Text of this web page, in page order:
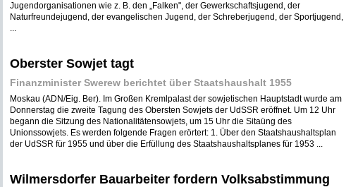
Jugendorganisationen wie z. B. den „Falken", der Gewerkschaftsjugend, der
Naturfreundejugend, der evangelischen Jugend, der Schreberjugend, der Sportjugend,
...
Oberster Sowjet tagt
Finanzminister Swerew berichtet über Staatshaushalt 1955
Moskau (ADN/Eig. Ber). Im Großen Kremlpalast der sowjetischen Hauptstadt wurde am
Donnerstag die zweite Tagung des Obersten Sowjets der UdSSR eröffnet. Um 12 Uhr
begann die Sitzung des Nationalitätensowjets, um 15 Uhr die Sitaüng des
Unionssowjets. Es werden folgende Fragen erörtert: 1. Über den Staatshaushaltsplan
der UdSSR für 1955 und über die Erfüllung des Staatshaushaltsplanes für 1953 ...
Wilmersdorfer Bauarbeiter fordern Volksabstimmung